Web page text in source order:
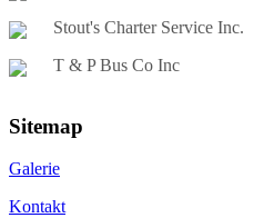
Stout's Charter Service Inc.
T & P Bus Co Inc
Sitemap
Galerie
Kontakt